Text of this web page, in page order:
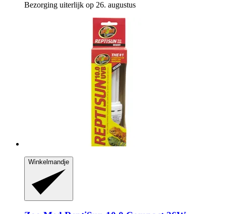
Bezorging uiterlijk op 26. augustus
Winkelmandje